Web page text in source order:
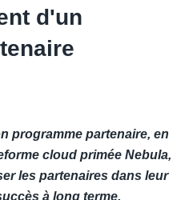
d'un
programme partenaire, en
cloud primée Nebula,
les partenaires dans leur
à long terme.